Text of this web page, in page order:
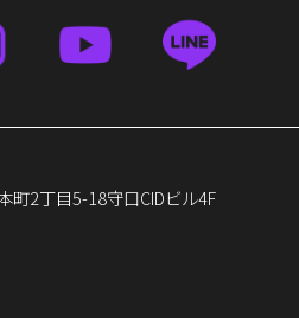
町2丁目5-18守口CIDビル4F